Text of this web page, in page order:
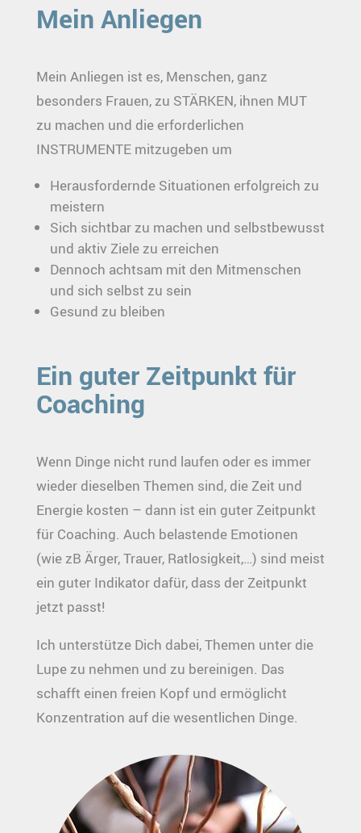
Mein Anliegen
Mein Anliegen ist es, Menschen, ganz
besonders Frauen, zu STÄRKEN, ihnen MUT
zu machen und die erforderlichen
INSTRUMENTE mitzugeben um
Herausfordernde Situationen erfolgreich zu
meistern
Sich sichtbar zu machen und selbstbewusst
und aktiv Ziele zu erreichen
Dennoch achtsam mit den Mitmenschen
und sich selbst zu sein
Gesund zu bleiben
Ein guter Zeitpunkt für
Coaching
Wenn Dinge nicht rund laufen oder es immer
wieder dieselben Themen sind, die Zeit und
Energie kosten – dann ist ein guter Zeitpunkt
für Coaching. Auch belastende Emotionen
(wie zB Ärger, Trauer, Ratlosigkeit,…) sind meist
ein guter Indikator dafür, dass der Zeitpunkt
jetzt passt!
Ich unterstütze Dich dabei, Themen unter die
Lupe zu nehmen und zu bereinigen. Das
schafft einen freien Kopf und ermöglicht
Konzentration auf die wesentlichen Dinge.